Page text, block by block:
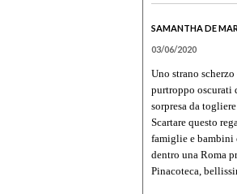
SAMANTHA DE
03/06/2020
Uno strano
purtroppo oscurati
sorpresa da
Scartare questo
famiglie e bambini
dentro una Roma
Pinacoteca,